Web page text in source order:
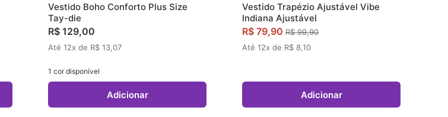
Vestido Boho Conforto Plus Size
Tay-die
R$ 129,00
Até 12x de R$ 13,07
1 cor disponível
Adicionar
Vestido Trapézio Ajustável Vibe
Indiana Ajustável
R$ 79,90 R$ 99,90
Até 12x de R$ 8,10
Adicionar